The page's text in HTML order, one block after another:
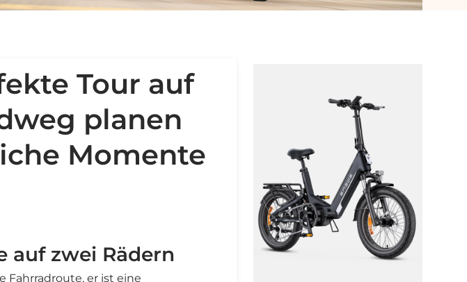
Tour auf
planen
Momente
auf zwei Rädern
Fahrradroute, er ist eine